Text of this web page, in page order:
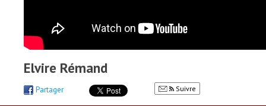
Elvire Rémand
Partager Suivre